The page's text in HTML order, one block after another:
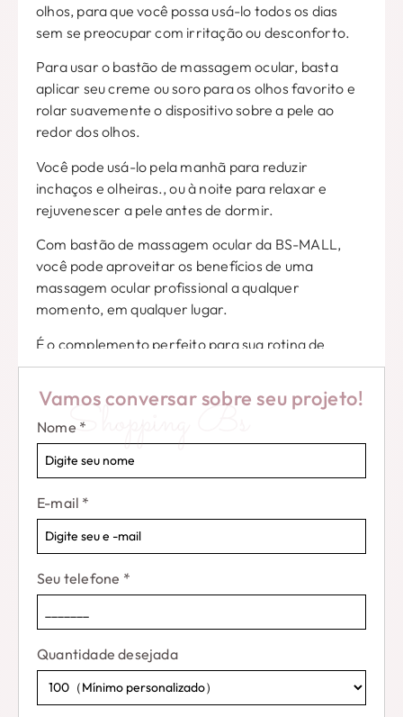
Vamos conversar sobre seu projeto!
Shopping Bs
Nome *
E-mail *
Seu telefone *
Quantidade desejada
olhos, para que você possa usá-lo todos os dias
sem se preocupar com irritação ou desconforto.
Para usar o bastão de massagem ocular, basta
aplicar seu creme ou soro para os olhos favorito e
rolar suavemente o dispositivo sobre a pele ao
redor dos olhos.
Você pode usá-lo pela manhã para reduzir
inchaços e olheiras., ou à noite para relaxar e
rejuvenescer a pele antes de dormir.
Com bastão de massagem ocular da BS-MALL,
você pode aproveitar os benefícios de uma
massagem ocular profissional a qualquer
momento, em qualquer lugar.
É o complemento perfeito para sua rotina de
cuidados com a pele, e com certeza se tornará sua
ferramenta ideal para alcançar resultados mais
brilhantes, mais suave, e olhos de aparência mais
jovem.